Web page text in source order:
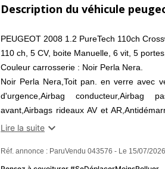
Description du véhicule
PEUGEOT 2008 1.2 PureTech 110ch
110 ch, 5 CV, boite Manuelle, 6 vit, 5
Couleur carrosserie : Noir Perla Nera.
Noir Perla Nera,Toit pan. en verre avec
d'urgence,Airbag conducteur,Airbag
avant,Airbags rideaux AV et
moteur,Banquette 1/3-2/3,Banquette AR
système audio au volant,Compte
Lire la suite 
Réf. annonce : ParuVendu 043576 - Le 15/07/